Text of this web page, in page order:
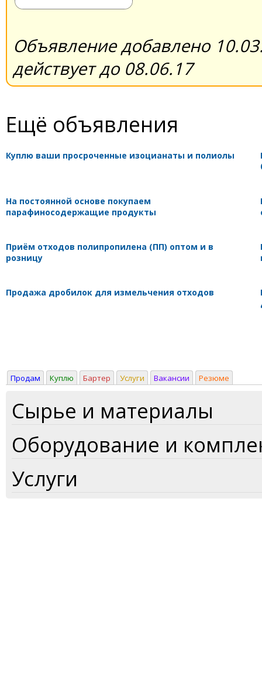
Объявление добавлено
действует до 08.06.17
Ещё объявления
Куплю ваши просроченные изоцианаты и полиолы
На постоянной основе покупаем
парафиносодержащие продукты
Приём отходов полипропилена (ПП) оптом и в
розницу
Продажа дробилок для измельчения отходов
Продам Куплю Бартер Услуги Вакансии Резюме
Сырье и материалы
Оборудование и
Услуги